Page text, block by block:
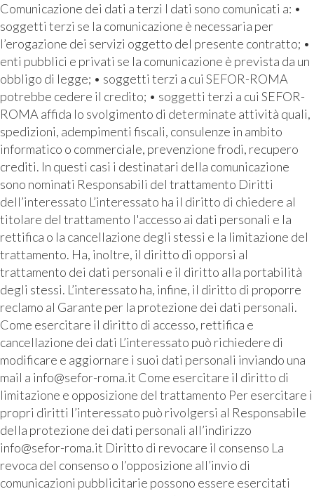
Comunicazione dei dati a terzi I dati sono comunicati a: •
soggetti terzi se la comunicazione è necessaria per
l’erogazione dei servizi oggetto del presente contratto; •
enti pubblici e privati se la comunicazione è prevista da un
obbligo di legge; • soggetti terzi a cui SEFOR-ROMA
potrebbe cedere il credito; • soggetti terzi a cui SEFOR-
ROMA affida lo svolgimento di determinate attività quali,
spedizioni, adempimenti fiscali, consulenze in ambito
informatico o commerciale, prevenzione frodi, recupero
crediti. In questi casi i destinatari della comunicazione
sono nominati Responsabili del trattamento Diritti
dell’interessato L’interessato ha il diritto di chiedere al
titolare del trattamento l'accesso ai dati personali e la
rettifica o la cancellazione degli stessi e la limitazione del
trattamento. Ha, inoltre, il diritto di opporsi al
trattamento dei dati personali e il diritto alla portabilità
degli stessi. L’interessato ha, infine, il diritto di proporre
reclamo al Garante per la protezione dei dati personali.
Come esercitare il diritto di accesso, rettifica e
cancellazione dei dati L’interessato può richiedere di
modificare e aggiornare i suoi dati personali inviando una
mail a info@sefor-roma.it Come esercitare il diritto di
limitazione e opposizione del trattamento Per esercitare i
propri diritti l’interessato può rivolgersi al Responsabile
della protezione dei dati personali all’indirizzo
info@sefor-roma.it Diritto di revocare il consenso La
revoca del consenso o l’opposizione all’invio di
comunicazioni pubblicitarie possono essere esercitati